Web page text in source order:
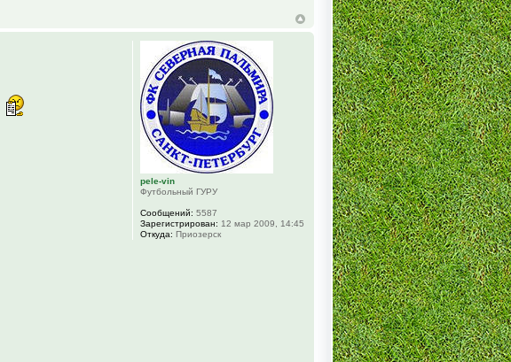
pele-vin
Футбольный ГУРУ
Сообщений: 5587
Зарегистрирован: 12 мар 2009, 14:45
Откуда: Приозерск